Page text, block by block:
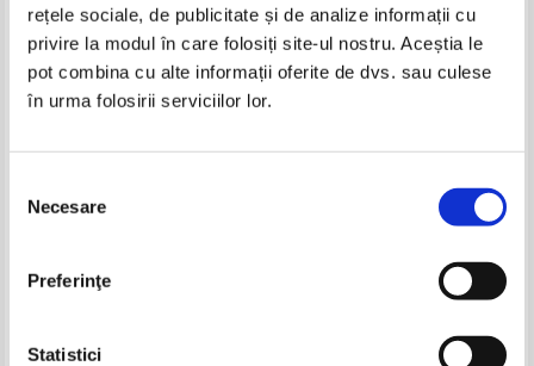
rețele sociale, de publicitate și de analize informații cu
privire la modul în care folosiți site-ul nostru. Aceștia le
pot combina cu alte informații oferite de dvs. sau culese
în urma folosirii serviciilor lor.
consimțământului
Necesare
Preferinţe
Statistici
Daniela Chindea, Nicoleta
Nedelescu, Petrita Vlaicu -
Reguli de scriere. Aplicatii
Pret:10,00 Lei
Adaugă în coș
Hans Christian Andersen - Cele
mai frumoase povesti
Pret:12,00Lei 7,80 Lei
Adaugă în coș
-60% -60%